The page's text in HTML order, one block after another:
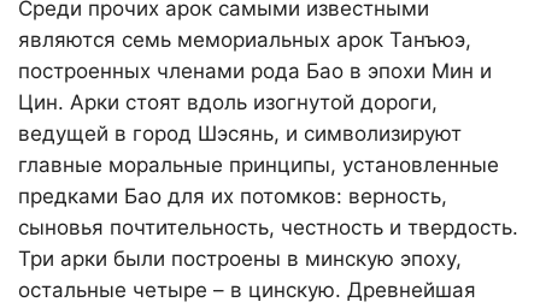
Среди прочих арок самыми известными
являются семь мемориальных арок Танъюэ,
построенных членами рода Бао в эпохи Мин и
Цин. Арки стоят вдоль изогнутой дороги,
ведущей в город Шэсянь, и символизируют
главные моральные принципы, установленные
предками Бао для их потомков: верность,
сыновья почтительность, честность и твердость.
Три арки были построены в минскую эпоху,
остальные четыре – в цинскую. Древнейшая